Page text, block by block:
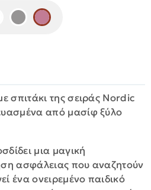
σπιτάκι της σειράς Nordic
από μασίφ ξύλο
μια μαγική
ασφάλειας που αναζητούν
ένα ονειρεμένο παιδικό